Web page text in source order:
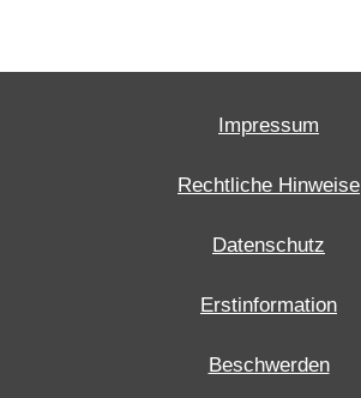
Impressum
Rechtliche Hinweise
Datenschutz
Erstinformation
Beschwerden